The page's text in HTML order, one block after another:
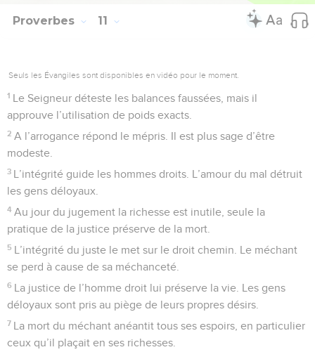
Proverbes 11
Seuls les Évangiles sont disponibles en vidéo pour le moment.
1 Le Seigneur déteste les balances faussées, mais il
approuve l’utilisation de poids exacts.
2 A l’arrogance répond le mépris. Il est plus sage d’être
modeste.
3 L’intégrité guide les hommes droits. L’amour du mal détruit
les gens déloyaux.
4 Au jour du jugement la richesse est inutile, seule la
pratique de la justice préserve de la mort.
5 L’intégrité du juste le met sur le droit chemin. Le méchant
se perd à cause de sa méchanceté.
6 La justice de l’homme droit lui préserve la vie. Les gens
déloyaux sont pris au piège de leurs propres désirs.
7 La mort du méchant anéantit tous ses espoirs, en particulier
ceux qu’il plaçait en ses richesses.